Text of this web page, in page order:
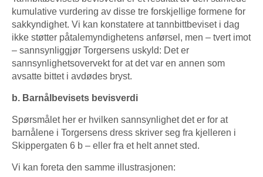
kumulative vurdering av disse tre forskjellige formene for
sakkyndighet. Vi kan konstatere at tannbittbeviset i dag
ikke støtter påtalemyndighetens anførsel, men – tvert imot
– sannsynliggjør Torgersens uskyld: Det er
sannsynlighetsovervekt for at det var en annen som
avsatte bittet i avdødes bryst.
b. Barnålbevisets bevisverdi
Spørsmålet her er hvilken sannsynlighet det er for at
barnålene i Torgersens dress skriver seg fra kjelleren i
Skippergaten 6 b – eller fra et helt annet sted.
Vi kan foreta den samme illustrasjonen: